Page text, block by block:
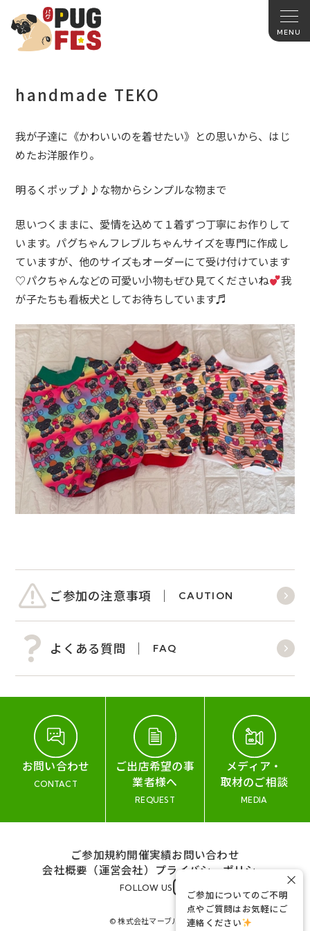
handmade TEKO
我が子達に《かわいいのを着せたい》との思いから、はじ
めたお洋服作り。
明るくポップ♪♪な物からシンプルな物まで
思いつくままに、愛情を込めて１着ずつ丁寧にお作りして
います。パグちゃんフレブルちゃんサイズを専門に作成し
ていますが、他のサイズもオーダーにて受け付けています
♡パクちゃんなどの可愛い小物もぜひ見てくださいね
︎我
が子たちも看板犬としてお待ちしています♬
ご参加の注意事項 CAUTION
よくある質問 FAQ
お問い合わせ
CONTACT
ご出店希望の事
業者様へ
REQUEST
メディア・
取材のご相談
MEDIA
ご参加規約開催実績お問い合わせ
会社概要（運営会社） プライバシーポリシー
FOLLOW US
© 株式会社マーブル&コー
ご参加についてのご不明
点やご質問はお気軽にご
連絡ください
×